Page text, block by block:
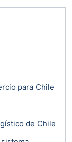
para Chile
de Chile